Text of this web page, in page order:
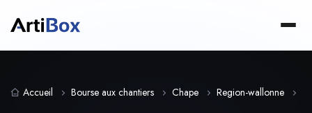
Accueil Bourse aux chantiers Chape Region-wallonne